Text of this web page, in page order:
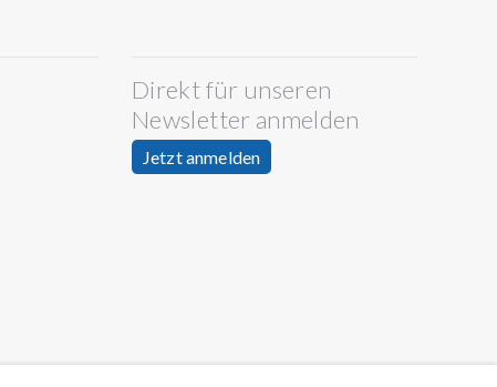
Direkt für unseren
Newsletter anmelden
Jetzt anmelden